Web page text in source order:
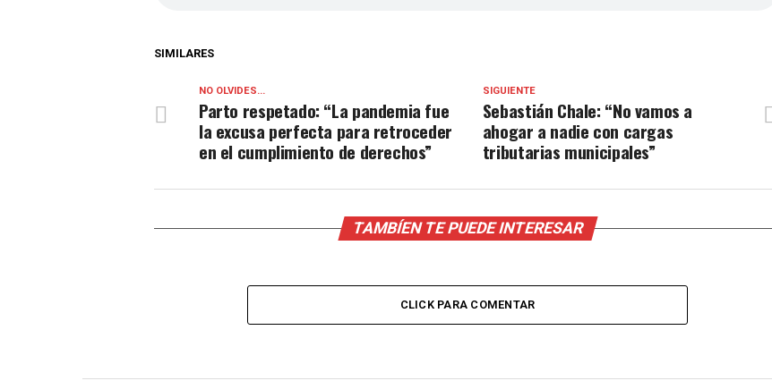
SIMILARES
SIGUIENTE
Sebastián Chale: “No vamos a
ahogar a nadie con cargas
tributarias municipales”
NO OLVIDES...
Parto respetado: “La pandemia fue
la excusa perfecta para retroceder
en el cumplimiento de derechos”
TAMBÍEN TE PUEDE INTERESAR
CLICK PARA COMENTAR